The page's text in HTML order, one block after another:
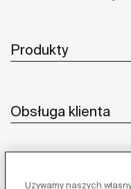
Produkty
Obsługa klienta
Używamy naszych